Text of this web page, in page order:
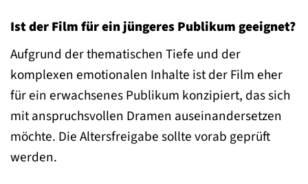
Ist der Film für ein jüngeres Publikum geeignet?
Aufgrund der thematischen Tiefe und der
komplexen emotionalen Inhalte ist der Film eher
für ein erwachsenes Publikum konzipiert, das sich
mit anspruchsvollen Dramen auseinandersetzen
möchte. Die Altersfreigabe sollte vorab geprüft
werden.